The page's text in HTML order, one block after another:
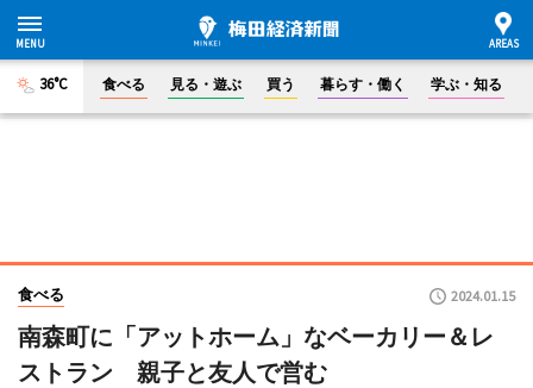
36°C 食べる 見る・遊ぶ 買う 暮らす・働く 学ぶ・知る
食べる 2024.01.15
南森町に「アットホーム」なベーカリー＆レ
ストラン 親子と友人で営む